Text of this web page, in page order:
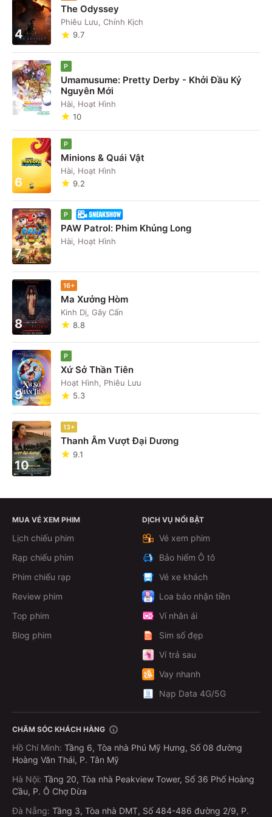
4
The Odyssey
Phiêu Lưu, Chính Kịch
9.7
5
P
Umamusume: Pretty Derby - Khởi Đầu Kỷ
Nguyên Mới
Hài, Hoạt Hình
10
6
P
Minions & Quái Vật
Hài, Hoạt Hình
9.2
7
P
PAW Patrol: Phim Khủng Long
Hài, Hoạt Hình
8
16+
Ma Xưởng Hòm
Kinh Dị, Gây Cấn
8.8
9
P
Xứ Sở Thần Tiên
Hoạt Hình, Phiêu Lưu
5.3
10
13+
Thanh Âm Vượt Đại Dương
9.1
MUA VÉ XEM PHIM
Lịch chiếu phim
Rạp chiếu phim
Phim chiếu rạp
Review phim
Top phim
Blog phim
DỊCH VỤ NỔI BẬT
Vé xem phim
Bảo hiểm Ô tô
Vé xe khách
Loa báo nhận tiền
Ví nhân ái
Sim số đẹp
Ví trả sau
Vay nhanh
Nạp Data 4G/5G
CHĂM SÓC KHÁCH HÀNG
Hồ Chí Minh: Tầng 6, Tòa nhà Phú Mỹ Hưng, Số 08 đường
Hoàng Văn Thái, P. Tân Mỹ
Hà Nội: Tầng 20, Tòa nhà Peakview Tower, Số 36 Phố Hoàng
Cầu, P. Ô Chợ Dừa
Đà Nẵng: Tầng 3, Tòa nhà DMT, Số 484-486 đường 2/9, P.